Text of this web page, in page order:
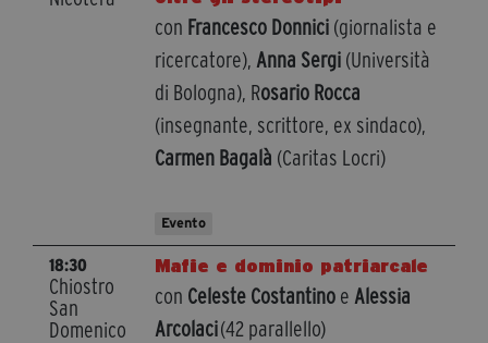
con Francesco Donnici (giornalista e
ricercatore), Anna Sergi (Università
di Bologna), Rosario Rocca
(insegnante, scrittore, ex sindaco),
Carmen Bagalà (Caritas Locri)
Evento
18:30
Chiostro
San
Domenico
Mafie e dominio patriarcale
con Celeste Costantino e Alessia
Arcolaci(42 parallello)